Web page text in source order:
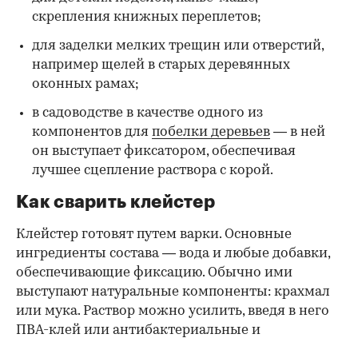
скрепления книжных переплетов;
для заделки мелких трещин или отверстий,
например щелей в старых деревянных
оконных рамах;
в садоводстве в качестве одного из
компонентов для побелки деревьев — в ней
он выступает фиксатором, обеспечивая
лучшее сцепление раствора с корой.
Как сварить клейстер
Клейстер готовят путем варки. Основные
ингредиенты состава — вода и любые добавки,
обеспечивающие фиксацию. Обычно ими
выступают натуральные компоненты: крахмал
или мука. Раствор можно усилить, введя в него
ПВА-клей или антибактериальные и